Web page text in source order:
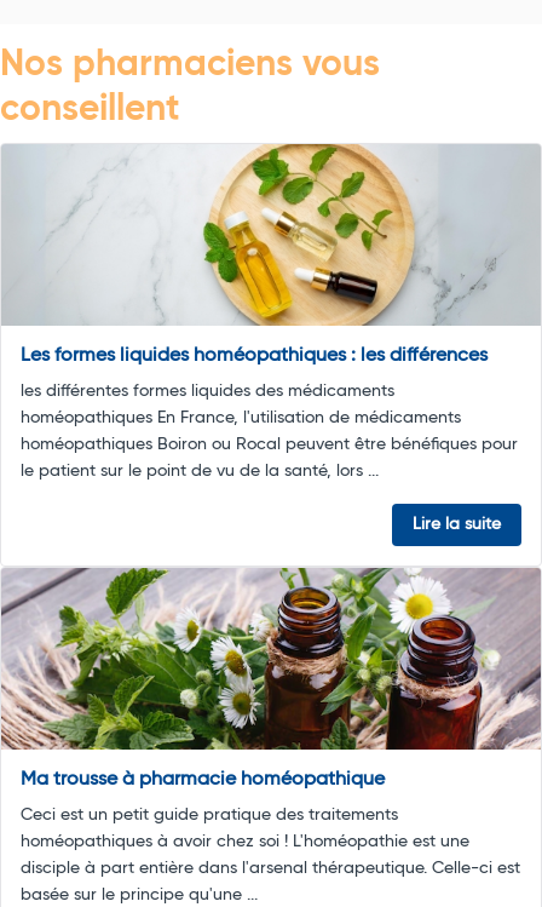
Nos pharmaciens vous
conseillent
Les formes liquides homéopathiques : les différences
les différentes formes liquides des médicaments
homéopathiques En France, l'utilisation de médicaments
homéopathiques Boiron ou Rocal peuvent être bénéfiques pour
le patient sur le point de vu de la santé, lors ...
Lire la suite
Ma trousse à pharmacie homéopathique
Ceci est un petit guide pratique des traitements
homéopathiques à avoir chez soi ! L'homéopathie est une
disciple à part entière dans l'arsenal thérapeutique. Celle-ci est
basée sur le principe qu'une ...